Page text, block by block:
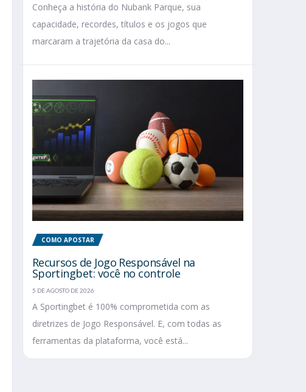
Conheça a história do Nubank Parque, sua
capacidade, recordes, títulos e os jogos que
marcaram a trajetória da casa do...
COMO APOSTAR
Recursos de Jogo Responsável na
Sportingbet: você no controle
5 DE AGOSTO DE 2026
A Sportingbet é 100% comprometida com as
diretrizes de Jogo Responsável. E, com todas as
ferramentas da plataforma, você está...